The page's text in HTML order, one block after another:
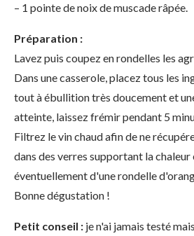
– 1 pointe de noix de muscade râpée.
Préparation :
Lavez puis coupez en rondelles les
Dans une casserole, placez tous les
tout à ébullition très doucement et
atteinte, laissez frémir pendant 5
Filtrez le vin chaud afin de ne
dans des verres supportant la
éventuellement d'une rondelle
Bonne dégustation !
Petit conseil : je n'ai jamais testé